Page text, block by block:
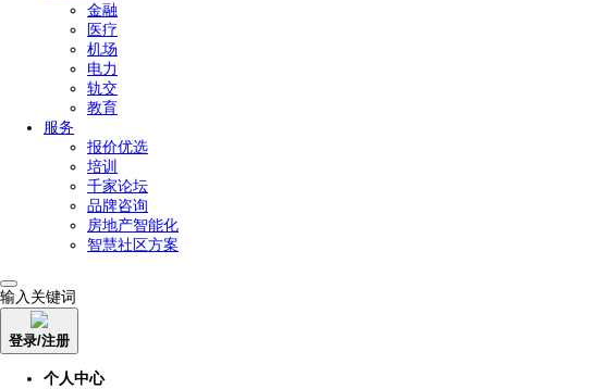
金融
医疗
机场
电力
轨交
教育
服务
报价优选
培训
千家论坛
品牌咨询
房地产智能化
智慧社区方案
输入关键词
登录/注册
个人中心